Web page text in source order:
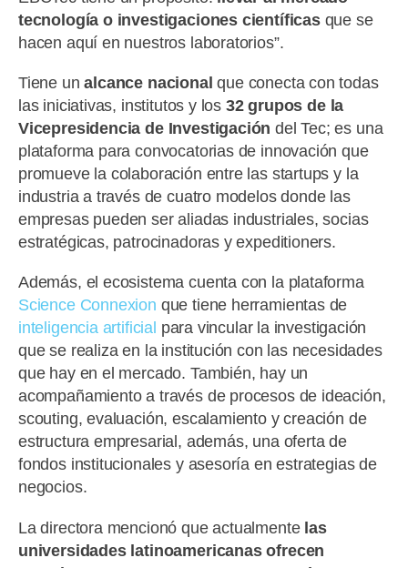
tecnología o investigaciones científicasque se
hacen aquí en nuestros laboratorios”.
Tiene unalcance nacional que conecta con todas
las iniciativas, institutos y los 32 grupos de la
Vicepresidencia de Investigación del Tec; es una
plataforma para convocatorias de innovación que
promueve la colaboración entre las startups y la
industria a través de cuatro modelos donde las
empresas pueden ser aliadas industriales, socias
estratégicas, patrocinadoras y expeditioners.
Además, el ecosistema cuenta con la plataforma
Science Connexion que tiene herramientas de
inteligencia artificial para vincular la investigación
que se realiza en la institución con las necesidades
que hay en el mercado. También, hay un
acompañamiento a través de procesos de ideación,
scouting, evaluación, escalamiento y creación de
estructura empresarial, además, una oferta de
fondos institucionales y asesoría en estrategias de
negocios.
La directora mencionó que actualmente las
universidades latinoamericanas ofrecen